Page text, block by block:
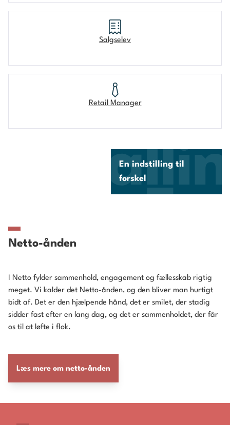
Salgselev
Retail Manager
Netto-ånden
I Netto fylder sammenhold, engagement og fællesskab rigtig
meget. Vi kalder det Netto-ånden, og den bliver man hurtigt
bidt af. Det er den hjælpende hånd, det er smilet, der stadig
sidder fast efter en lang dag, og det er sammenholdet, der får
os til at løfte i flok.
Læs mere om netto-ånden
En indstilling til
forskel